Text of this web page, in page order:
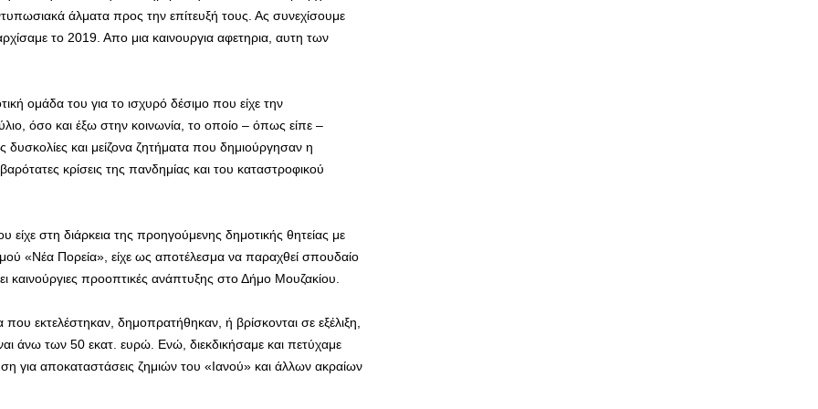
άλματα προς την επίτευξή τους. Ας συνεχίσουμε
το 2019. Απο μια καινουργια αφετηρια, αυτη των
ομάδα του για το ισχυρό δέσιμο που είχε την
όσο και έξω στην κοινωνία, το οποίο – όπως είπε –
δυσκολίες και μείζονα ζητήματα που δημιούργησαν η
κρίσεις της πανδημίας και του καταστροφικού
στη διάρκεια της προηγούμενης δημοτικής θητείας με
«Νέα Πορεία», είχε ως αποτέλεσμα να παραχθεί σπουδαίο
καινούργιες προοπτικές ανάπτυξης στο Δήμο Μουζακίου.
εκτελέστηκαν, δημοπρατήθηκαν, ή βρίσκονται σε εξέλιξη,
άνω των 50 εκατ. ευρώ. Ενώ, διεκδικήσαμε και πετύχαμε
για αποκαταστάσεις ζημιών του «Ιανού» και άλλων ακραίων